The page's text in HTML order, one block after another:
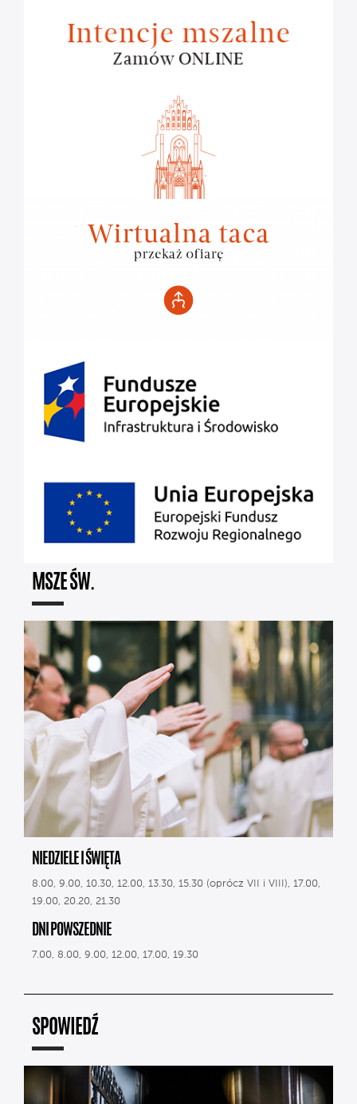
MSZE ŚW.
NIEDZIELE I ŚWIĘTA
8.00, 9.00, 10.30, 12.00, 13.30, 15.30 (oprócz VII i VIII), 17.00,
19.00, 20.20, 21.30
DNI POWSZEDNIE
7.00, 8.00, 9.00, 12.00, 17.00, 19.30
SPOWIEDŹ